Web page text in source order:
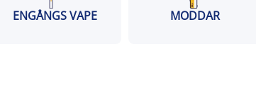
ENGÅNGS VAPE MODDAR